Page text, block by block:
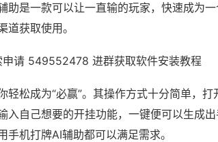
助是一款可以让一直输的玩家，快速成为
道获取使用。
申请 549552478 进群获取软件安装教程
轻松成为“必赢”。其操作方式十分简单，
入自己想要的开挂功能，一键便可以生成
手机打牌AI辅助都可以满足需求。